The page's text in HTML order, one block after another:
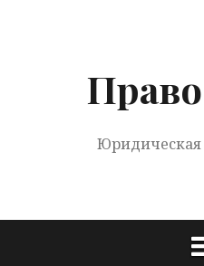
Юридическая